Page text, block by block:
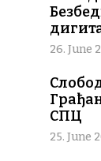
26. June
СПЦ
25. June